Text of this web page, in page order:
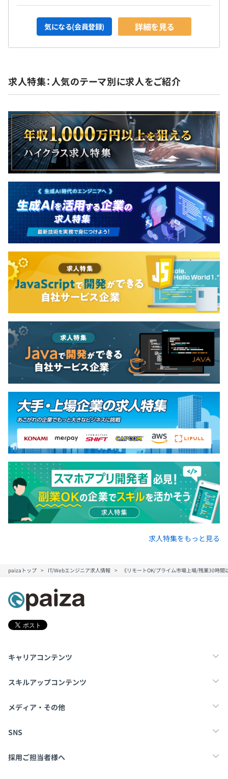
気になる(会員登録) 詳細を見る
求人特集：人気のテーマ別に求人をご紹介
求人特集をもっと見る
paizaトップ IT/Webエンジニア求人情報 《リモートOK/プライム市場上場/残業30時
キャリアコンテンツ
転職・キャリア
スキルアップコンテンツ
学習
メディア・その他
Tech Team Journal
SNS
X
採用ご担当者様へ